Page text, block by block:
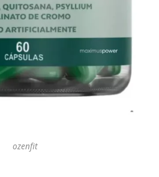
ozenfit